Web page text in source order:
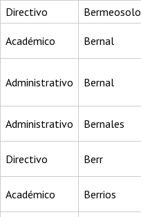
Directivo Bermeosolo
Académico Bernal
Administrativo Bernal
Administrativo Bernales
Directivo Berr
Académico Berrios